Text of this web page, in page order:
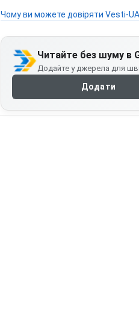
Чому ви можете довіряти Vesti-UA
Читайте без шуму в
Додайте у джерела для
Додати